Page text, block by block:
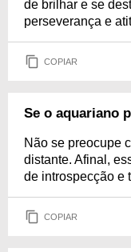
de brilhar e se
perseverança e
COPIAR
Se o aquariano
Não se preocupe
distante. Afinal,
de introspecção e
COPIAR